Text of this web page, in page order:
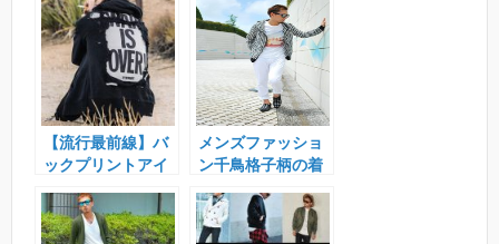
【流行最前線】バ
ックプリントアイ
メンズファッショ
ン千鳥格子柄の着